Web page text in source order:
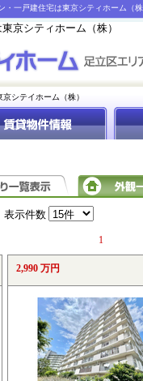
・一戸建住宅は東京シティホーム（
京シティホーム（株）
シテイホーム（株）
表示件数
1
2,990 万円